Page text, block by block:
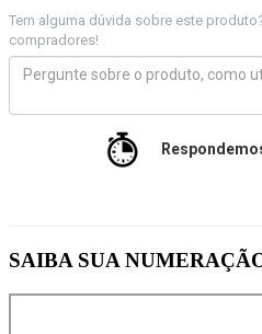
Tem alguma dúvida sobre este
compradores!
SAIBA SUA